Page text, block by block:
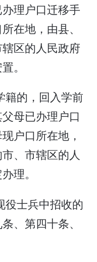
理户口迁移手
在地，由县、
区的人民政府
。
籍的，回入学前
母已办理户口
户口所在地，
、市辖区的人
理。
役士兵中招收的
、第四十条、